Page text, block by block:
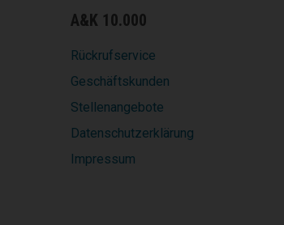
A&K 10.000
Rückrufservice
Geschäftskunden
Stellenangebote
Datenschutzerklärung
Impressum